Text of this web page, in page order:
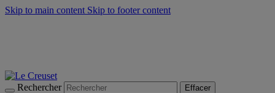
Skip to main content Skip to footer content
Rechercher Effacer